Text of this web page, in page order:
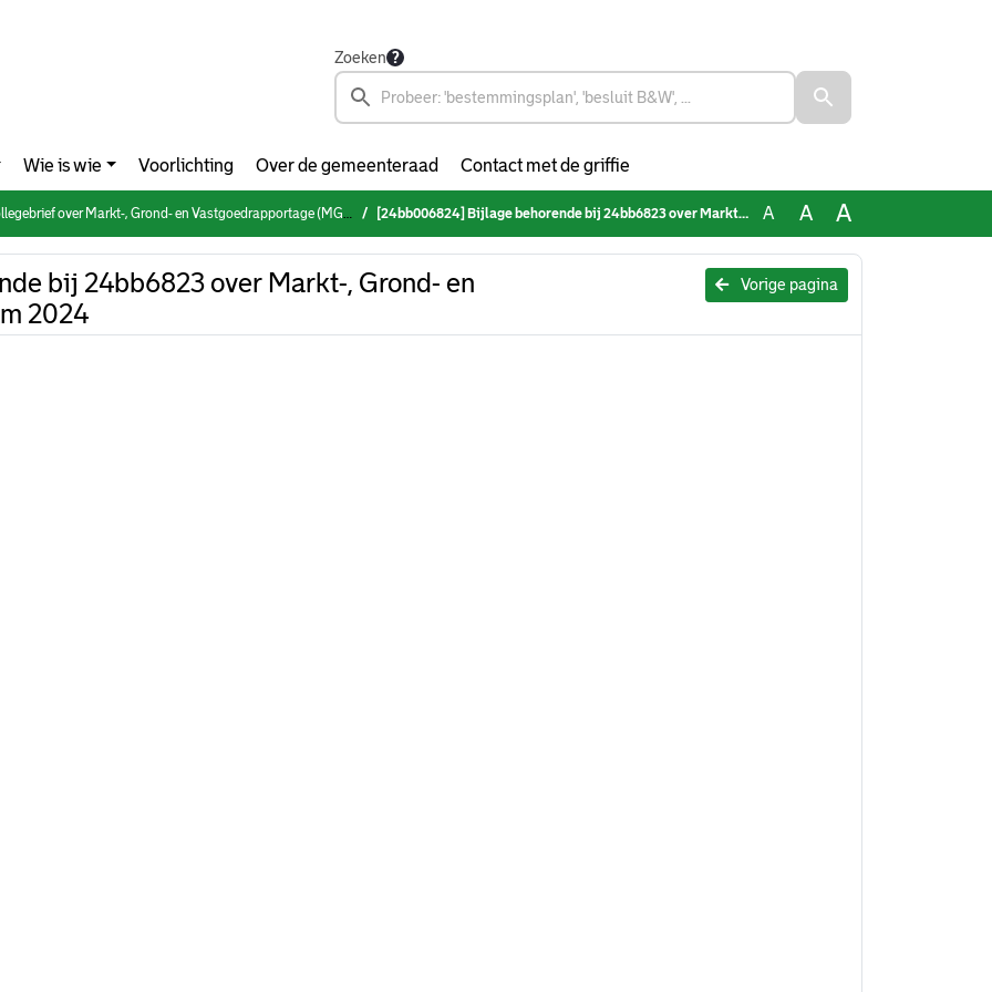
Zoeken
Wie is wie Voorlichting Over de gemeenteraad Contact met de griffie
over Markt-, Grond- en Vastgoedrapportage (MGVR) 2024 [24bb006824] Bijlage behorende bij 24bb6823 over Markt-, Grond- en Vastgoedrapportage Rotterdam 2024 A A A
Vorige pagina
bij 24bb6823 over Markt-, Grond- en
2024